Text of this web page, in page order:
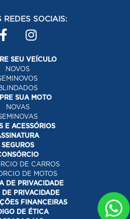
REDES SOCIAIS:
SEU VEÍCULO
NOVOS
SUA MOTO
NOVAS
E ACESSÓRIOS
SEGUROS
DE CARROS
DE MOTOS
DE PRIVACIDADE
PRIVACIDADE
FINANCEIRAS
DE ÉTICA